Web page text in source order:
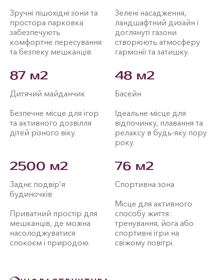
Зручні пішохідні зони та
простора парковка
забезпечують
комфортне пересування
та безпеку мешканців.
Зелені насадження,
ландшафтний дизайн і
доглянуті газони
створюють атмосферу
гармонії та затишку.
87 м2
Дитячий майданчик
Безпечне місце для ігор
та активного дозвілля
дітей різного віку.
48 м2
Басейн
Ідеальне місце для
відпочинку, плавання та
релаксу в будь-яку пору
року.
2500 м2
Заднє подвір’я
будиночків
Приватний простір для
мешканців, де можна
насолоджуватися
спокоєм і природою.
76 м2
Спортивна зона
Місце для активного
способу життя:
тренування, йога або
спортивні ігри на
свіжому повітрі.